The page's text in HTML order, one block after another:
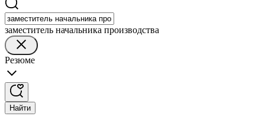
заместитель начальника производства
Резюме
Найти